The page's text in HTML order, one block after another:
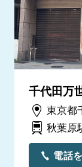
千代田万
東京都
秋葉原
電話